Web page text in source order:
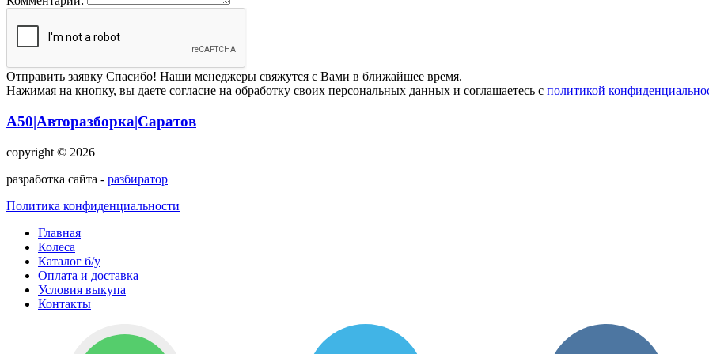
Отправить заявку Спасибо! Наши менеджеры свяжутся с Вами в ближайшее время.
Нажимая на кнопку, вы даете согласие на обработку своих персональных данных и соглашаетесь с политикой
А50|Авторазборка|Саратов
copyright © 2026
разработка сайта - разбиратор
Политика конфиденциальности
Главная
Колеса
Каталог б/у
Оплата и доставка
Условия выкупа
Контакты